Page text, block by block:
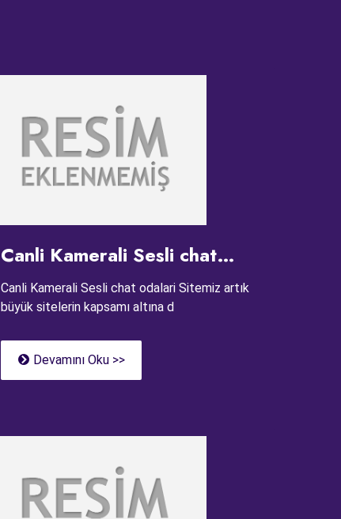
Canli Kamerali Sesli chat
odalari
Canli Kamerali Sesli chat odalari Sitemiz artık
büyük sitelerin kapsamı altına d
Devamını Oku >>